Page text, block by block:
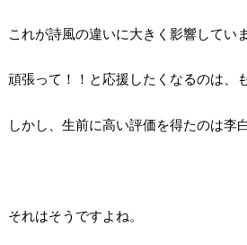
これが詩風の違いに大きく影響していま
頑張って！！と応援したくなるのは、
しかし、生前に高い評価を得たのは李
それはそうですよね。